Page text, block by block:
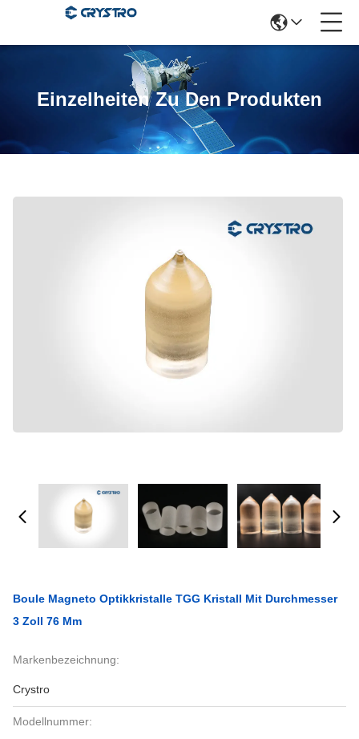
Einzelheiten Zu Den Produkten
Boule Magneto Optikkristalle TGG Kristall Mit Durchmesser
3 Zoll 76 Mm
Markenbezeichnung:
Crystro
Modellnummer: